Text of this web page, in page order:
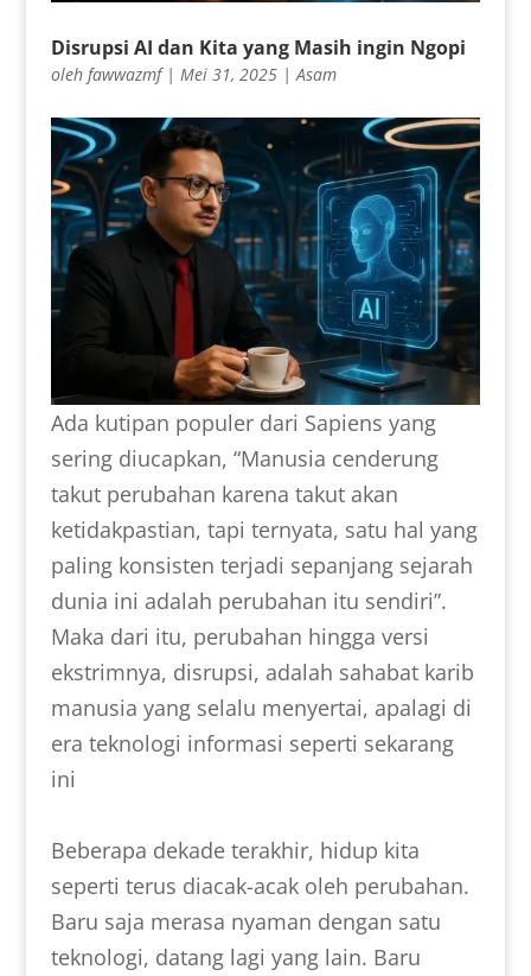
Disrupsi AI dan Kita yang Masih ingin Ngopi
oleh fawwazmf| Mei 31, 2025| Asam
Ada kutipan populer dari Sapiens yang
sering diucapkan, “Manusia cenderung
takut perubahan karena takut akan
ketidakpastian, tapi ternyata, satu hal yang
paling konsisten terjadi sepanjang sejarah
dunia ini adalah perubahan itu sendiri”.
Maka dari itu, perubahan hingga versi
ekstrimnya, disrupsi, adalah sahabat karib
manusia yang selalu menyertai, apalagi di
era teknologi informasi seperti sekarang
ini
Beberapa dekade terakhir, hidup kita
seperti terus diacak-acak oleh perubahan.
Baru saja merasa nyaman dengan satu
teknologi, datang lagi yang lain. Baru